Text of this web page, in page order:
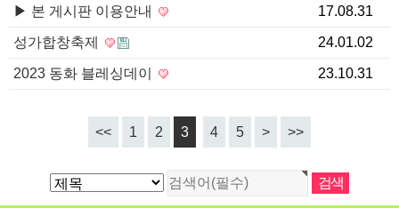
▶ 본 게시판 이용안내 17.08.31
성가합창축제 24.01.02
2023 동화 블레싱데이 23.10.31
<< 1 2 3 4 5 > >>